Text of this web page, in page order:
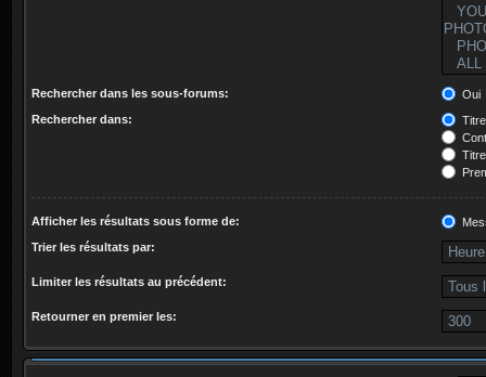
Rechercher dans les sous-forums:
Oui
Rechercher dans:
Afficher les résultats sous forme de:
Trier les résultats par:
Limiter les résultats au précédent:
Retourner en premier les: